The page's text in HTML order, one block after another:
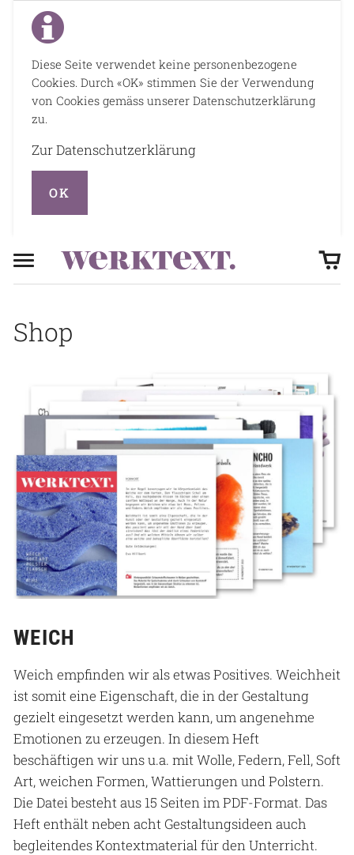
Diese Seite verwendet keine personenbezogene
Cookies. Durch «OK» stimmen Sie der Verwendung
von Cookies gemäss unserer Datenschutzerklärung
zu.
Zur Datenschutzerklärung
OK
Shop
WEICH
Weich empfinden wir als etwas Positives. Weichheit
ist somit eine Eigenschaft, die in der Gestaltung
gezielt eingesetzt werden kann, um angenehme
Emotionen zu erzeugen. In diesem Heft
beschäftigen wir uns u.a. mit Wolle, Federn, Fell, Soft
Art, weichen Formen, Wattierungen und Polstern.
Die Datei besteht aus 15 Seiten im PDF-Format. Das
Heft enthält neben acht Gestaltungsideen auch
begleitendes Kontextmaterial für den Unterricht.